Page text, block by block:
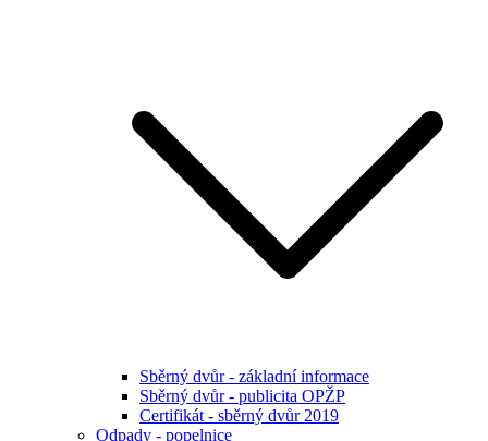
Sběrný dvůr - základní informace
Sběrný dvůr - publicita OPŽP
Certifikát - sběrný dvůr 2019
Odpady - popelnice